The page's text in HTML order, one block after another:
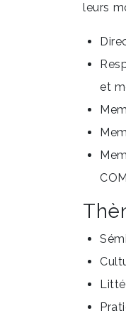
leurs
et